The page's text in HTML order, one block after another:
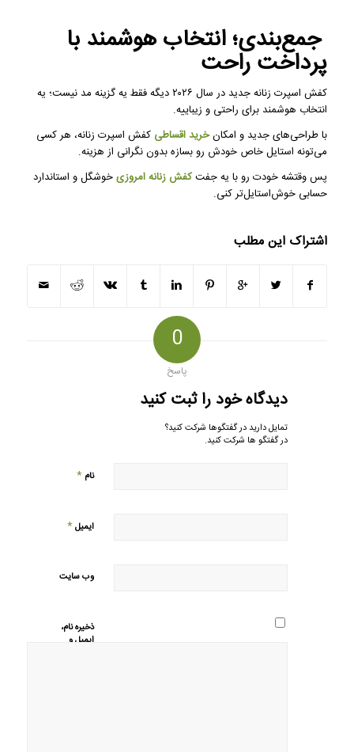
جمع‌بندی؛ انتخاب هوشمند با
پرداخت راحت
کفش اسپرت زنانه جدید در سال ۲۰۲۶ دیگه فقط یه گزینه مد نیست؛ یه
انتخاب هوشمند برای راحتی و زیباییه.
با طراحی‌های جدید و امکانخرید اقساطی کفش اسپرت زنانه، هر کسی
می‌تونه استایل خاص خودش رو بسازه بدون نگرانی از هزینه.
پس وقتشه خودت رو با یه جفتکفش زنانه امروزیخوشگل و استاندارد
حسابی خوش‌استایل‌تر کنی.
اشتراک این مطلب
0
پاسخ
دیدگاه خود را ثبت کنید
تمایل دارید در گفتگوها شرکت کنید؟
در گفتگو ها شرکت کنید.
نام *
ایمیل*
وب‌ سایت
ذخیره نام،
ایمیل و